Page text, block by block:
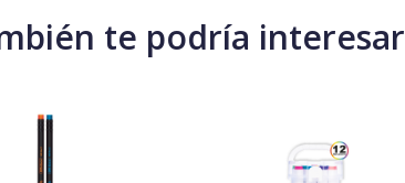
te podría interesar